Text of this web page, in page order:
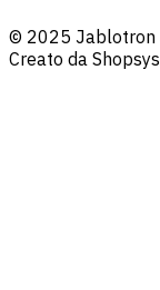
© 2025 Jablotron
Creato da Shopsys